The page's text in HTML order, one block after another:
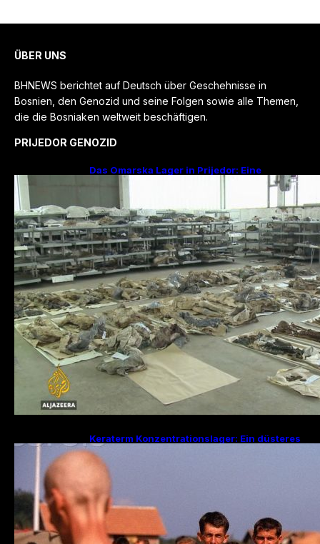
ÜBER UNS
BHNEWS berichtet auf Deutsch über Geschehnisse in
Bosnien, den Genozid und seine Folgen sowie alle Themen,
die die Bosniaken weltweit beschäftigen.
PRIJEDOR GENOZID
Das Omarska Lager in Prijedor: Eine
Todesfabrik ohne Krieg
Keraterm Konzentrationslager: Ein düsteres
Kapitel des Bosnienkrieges und serbische
Kriegsverbrechen